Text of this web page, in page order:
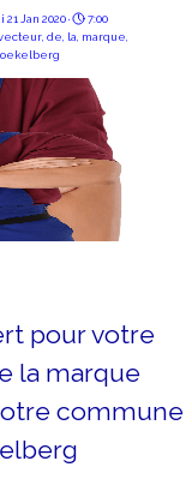
21 Jan 2020 ·
7:00
de la marque
pour votre
la marque
commune